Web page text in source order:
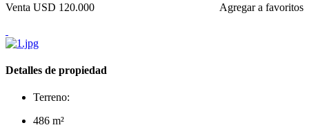
Agregar a favoritos
Venta USD 120.000
Detalles de propiedad
Terreno:
486 m²